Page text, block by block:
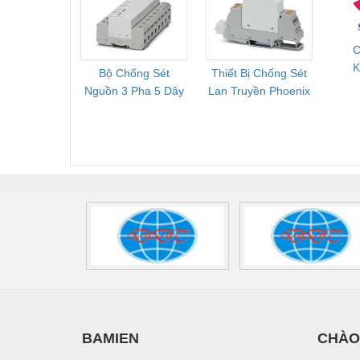
Vật liệu xây dựng
Vòng bi - Bạc đạn
Xe hơi - Phụ tùng
Y khoa - Trang thiết bị
Tốt
264/50-FM -
2909589
Bộ Chống Sét
Nguồn 3 Pha 5 Dây
Thiết Bị Chống Sét
Lan Truyền Phoenix
Bộ
BAMIEN